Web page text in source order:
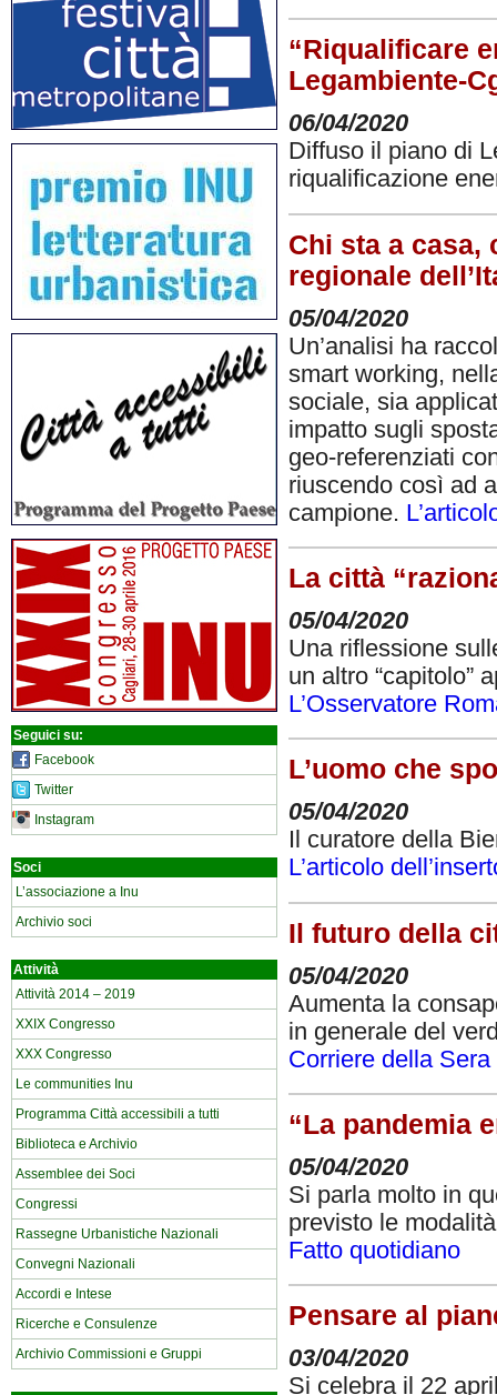
Seguici su:
Facebook
Twitter
Instagram
Soci
L’associazione a Inu
Archivio soci
Attività
Attività 2014 – 2019
XXIX Congresso
XXX Congresso
Le communities Inu
Programma Città accessibili a tutti
Biblioteca e Archivio
Assemblee dei Soci
Congressi
Rassegne Urbanistiche Nazionali
Convegni Nazionali
Accordi e Intese
Ricerche e Consulenze
Archivio Commissioni e Gruppi
“Riqualificare
Legambiente-
06/04/2020
Diffuso il piano di
riqualificazione
Chi sta a casa,
regionale
05/04/2020
Un’analisi ha
smart working,
sociale, sia
impatto sugli
geo-referenziati
riuscendo così ad
campione.
La città
05/04/2020
Una riflessione
un altro “capitolo”
L’Osservatore
L’uomo che
05/04/2020
Il curatore della
L’articolo
Il futuro della
05/04/2020
Aumenta la
in generale del
Corriere della Sera
“La pandemia
05/04/2020
Si parla molto in
previsto le
Fatto quotidiano
Pensare al
03/04/2020
Si celebra il 22